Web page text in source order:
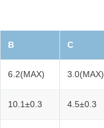
B C
6.2(MAX) 3.0(MAX)
10.1±0.3 4.5±0.3